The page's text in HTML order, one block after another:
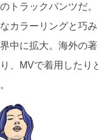
トラックパンツだ。
カラーリングと巧
中に拡大。海外の
、MVで着用したり